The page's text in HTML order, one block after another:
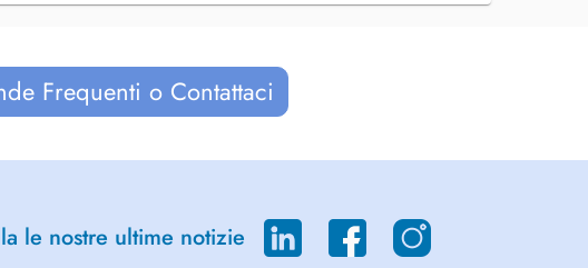
Frequenti o Contattaci
le nostre ultime notizie